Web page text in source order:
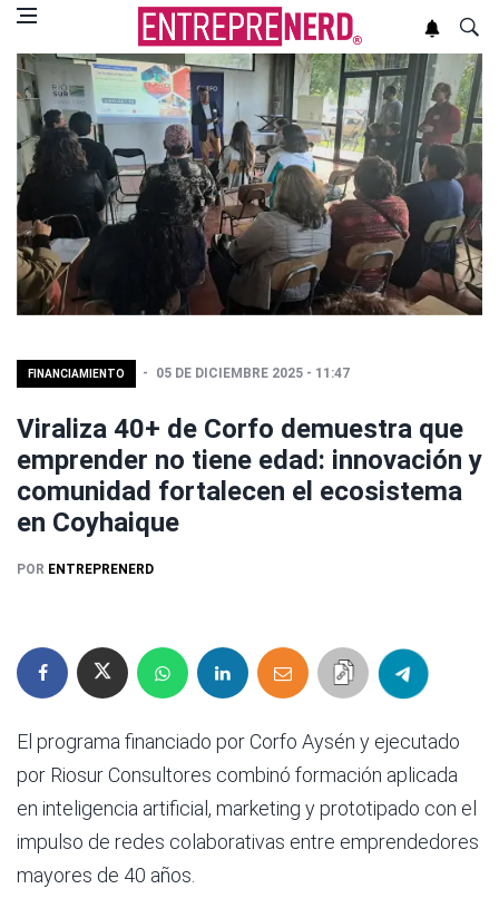
FINANCIAMIENTO 05 DE DICIEMBRE 2025 - 11:47
Viraliza 40+ de Corfo demuestra que
emprender no tiene edad: innovación y
comunidad fortalecen el ecosistema
en Coyhaique
POR ENTREPRENERD
El programa financiado por Corfo Aysén y ejecutado
por Riosur Consultores combinó formación aplicada
en inteligencia artificial, marketing y prototipado con el
impulso de redes colaborativas entre emprendedores
mayores de 40 años.